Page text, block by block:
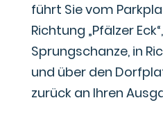
führt Sie vom
Richtung „Pfälzer
Sprungschanze, in
und über den
zurück an Ihren